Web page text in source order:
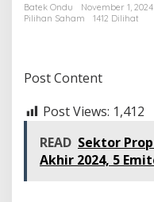
Batek Ondu
November 1, 2024
Pilihan Saham
1412 Dilihat
Post Content
Post Views: 1,412
READ Sektor
Akhir 2024, 5